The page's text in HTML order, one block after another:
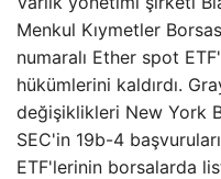
Menkul Kıymetler
numaralı Ether spot
hükümlerini kaldırdı.
değişiklikleri New York
SEC'in 19b-4
ETF'lerinin borsalarda